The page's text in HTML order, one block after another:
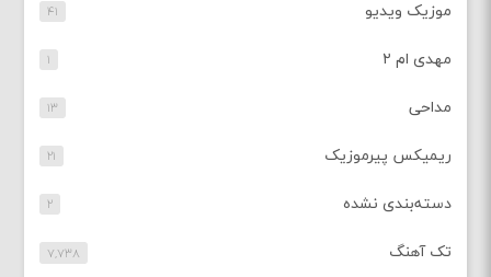
موزیک ویدیو ۴۱
مهدی ام ۲ ۱
مداحی ۱۳
ریمیکس پیرموزیک ۲۱
دسته‌بندی نشده ۲
تک آهنگ ۷,۷۳۸